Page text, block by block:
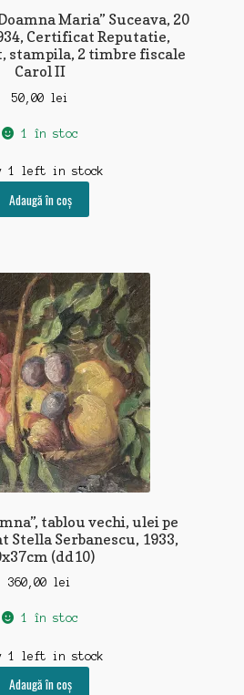
Maria” Suceava, 20
Certificat Reputatie,
stampila, 2 timbre fiscale
Carol II
50,00 lei
1 în stoc
1 left in stock
Adaugă în coș
tablou vechi, ulei pe
Stella Serbanescu, 1933,
(dd10)
360,00 lei
1 în stoc
1 left in stock
Adaugă în coș